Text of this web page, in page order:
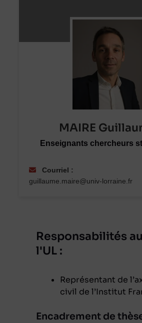
MAIRE
Enseignants chercheurs
Courriel :
guillaume.maire@univ-lorraine.fr
Responsabilités
l'UL :
Représentant de
civil de l’Institut
Encadrement de